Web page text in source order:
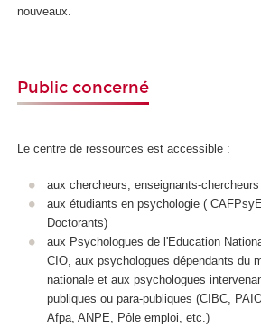
nouveaux.
Public concerné
Le centre de ressources est accessible :
aux chercheurs, enseignants-
aux étudiants en psychologie (
Doctorants)
aux Psychologues de l'Education
CIO, aux psychologues dépendants du
nationale et aux psychologues
publiques ou para-publiques (CIBC,
Afpa, ANPE, Pôle emploi, etc.)